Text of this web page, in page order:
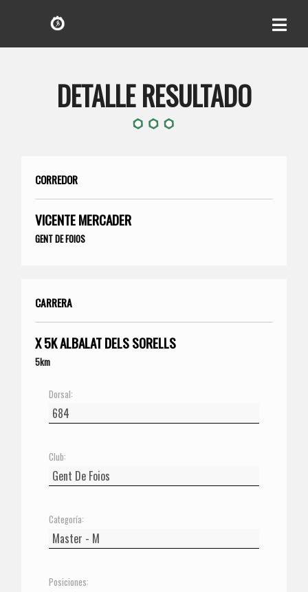
DETALLE RESULTADO
CORREDOR
VICENTE MERCADER
GENT DE FOIOS
CARRERA
X 5K ALBALAT DELS SORELLS
5km
Dorsal:
Club:
Categoría:
Posiciones: